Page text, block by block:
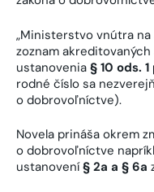
„Ministerstvo vnútra
zoznam
ustanovenia § 10 ods.
rodné číslo sa
o dobrovoľníctve).
Novela prináša okrem
o dobrovoľníctve
ustanovení§ 2a a § 6a